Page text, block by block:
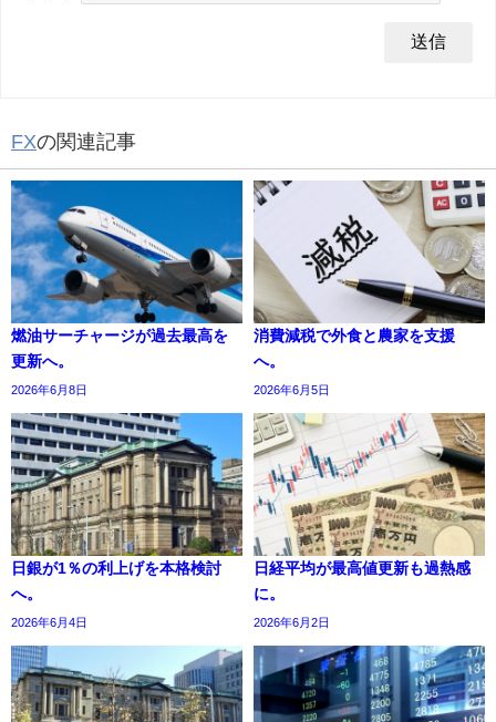
FXの関連記事
燃油サーチャージが過去最高を
更新へ。
2026年6月8日
消費減税で外食と農家を支援
へ。
2026年6月5日
日銀が1％の利上げを本格検討
へ。
2026年6月4日
日経平均が最高値更新も過熱感
に。
2026年6月2日